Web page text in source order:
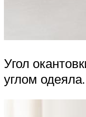
Угол
углом одеяла.